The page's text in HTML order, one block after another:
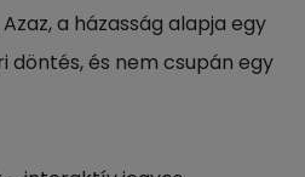
a házasság alapja egy
döntés, és nem csupán egy